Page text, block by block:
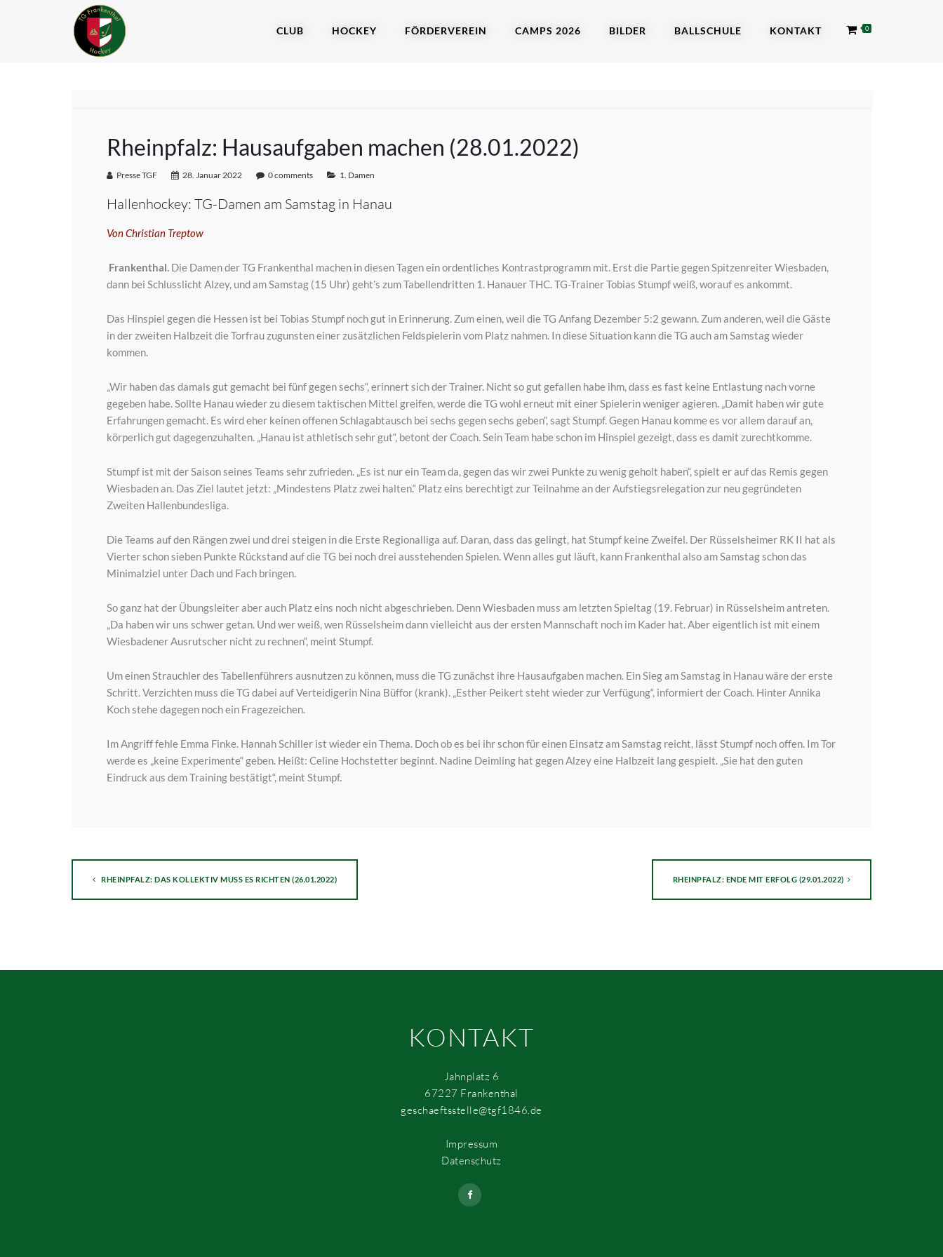
0
CLUB HOCKEY FÖRDERVEREIN CAMPS 2026 BILDER BALLSCHULE KONTAKT
Rheinpfalz: Hausaufgaben machen (28.01.2022)
Presse TGF 28. Januar 2022 0 comments 1. Damen
Hallenhockey: TG-Damen am Samstag in Hanau
Von Christian Treptow
Frankenthal. Die Damen der TG Frankenthal machen in diesen Tagen ein ordentliches Kontrastprogramm mit. Erst die Partie gegen Spitzenreiter Wiesbaden,
dann bei Schlusslicht Alzey, und am Samstag (15 Uhr) geht’s zum Tabellendritten 1. Hanauer THC. TG-Trainer Tobias Stumpf weiß, worauf es ankommt.
Das Hinspiel gegen die Hessen ist bei Tobias Stumpf noch gut in Erinnerung. Zum einen, weil die TG Anfang Dezember 5:2 gewann. Zum anderen, weil die Gäste
in der zweiten Halbzeit die Torfrau zugunsten einer zusätzlichen Feldspielerin vom Platz nahmen. In diese Situation kann die TG auch am Samstag wieder
kommen.
„Wir haben das damals gut gemacht bei fünf gegen sechs“, erinnert sich der Trainer. Nicht so gut gefallen habe ihm, dass es fast keine Entlastung nach vorne
gegeben habe. Sollte Hanau wieder zu diesem taktischen Mittel greifen, werde die TG wohl erneut mit einer Spielerin weniger agieren. „Damit haben wir gute
Erfahrungen gemacht. Es wird eher keinen offenen Schlagabtausch bei sechs gegen sechs geben“, sagt Stumpf. Gegen Hanau komme es vor allem darauf an,
körperlich gut dagegenzuhalten. „Hanau ist athletisch sehr gut“, betont der Coach. Sein Team habe schon im Hinspiel gezeigt, dass es damit zurechtkomme.
Stumpf ist mit der Saison seines Teams sehr zufrieden. „Es ist nur ein Team da, gegen das wir zwei Punkte zu wenig geholt haben“, spielt er auf das Remis gegen
Wiesbaden an. Das Ziel lautet jetzt: „Mindestens Platz zwei halten.“ Platz eins berechtigt zur Teilnahme an der Aufstiegsrelegation zur neu gegründeten
Zweiten Hallenbundesliga.
Die Teams auf den Rängen zwei und drei steigen in die Erste Regionalliga auf. Daran, dass das gelingt, hat Stumpf keine Zweifel. Der Rüsselsheimer RK II hat als
Vierter schon sieben Punkte Rückstand auf die TG bei noch drei ausstehenden Spielen. Wenn alles gut läuft, kann Frankenthal also am Samstag schon das
Minimalziel unter Dach und Fach bringen.
So ganz hat der Übungsleiter aber auch Platz eins noch nicht abgeschrieben. Denn Wiesbaden muss am letzten Spieltag (19. Februar) in Rüsselsheim antreten.
„Da haben wir uns schwer getan. Und wer weiß, wen Rüsselsheim dann vielleicht aus der ersten Mannschaft noch im Kader hat. Aber eigentlich ist mit einem
Wiesbadener Ausrutscher nicht zu rechnen“, meint Stumpf.
Um einen Strauchler des Tabellenführers ausnutzen zu können, muss die TG zunächst ihre Hausaufgaben machen. Ein Sieg am Samstag in Hanau wäre der erste
Schritt. Verzichten muss die TG dabei auf Verteidigerin Nina Büffor (krank). „Esther Peikert steht wieder zur Verfügung“, informiert der Coach. Hinter Annika
Koch stehe dagegen noch ein Fragezeichen.
Im Angriff fehle Emma Finke. Hannah Schiller ist wieder ein Thema. Doch ob es bei ihr schon für einen Einsatz am Samstag reicht, lässt Stumpf noch offen. Im Tor
werde es „keine Experimente“ geben. Heißt: Celine Hochstetter beginnt. Nadine Deimling hat gegen Alzey eine Halbzeit lang gespielt. „Sie hat den guten
Eindruck aus dem Training bestätigt“, meint Stumpf.
RHEINPFALZ: DAS KOLLEKTIV MUSS ES RICHTEN (26.01.2022) RHEINPFALZ: ENDE MIT ERFOLG (29.01.2022)
KONTAKT
Jahnplatz 6
67227 Frankenthal
geschaeftsstelle@tgf1846.de
Impressum
Datenschutz